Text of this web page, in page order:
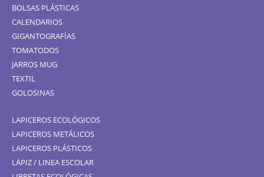
BOLSAS PLÁSTICAS
CALENDARIOS
GIGANTOGRAFÍAS
TOMATODOS
JARROS MUG
TEXTIL
GOLOSINAS
LAPICEROS ECOLÓGICOS
LAPICEROS METÁLICOS
LAPICEROS PLÁSTICOS
LÁPIZ / LINEA ESCOLAR